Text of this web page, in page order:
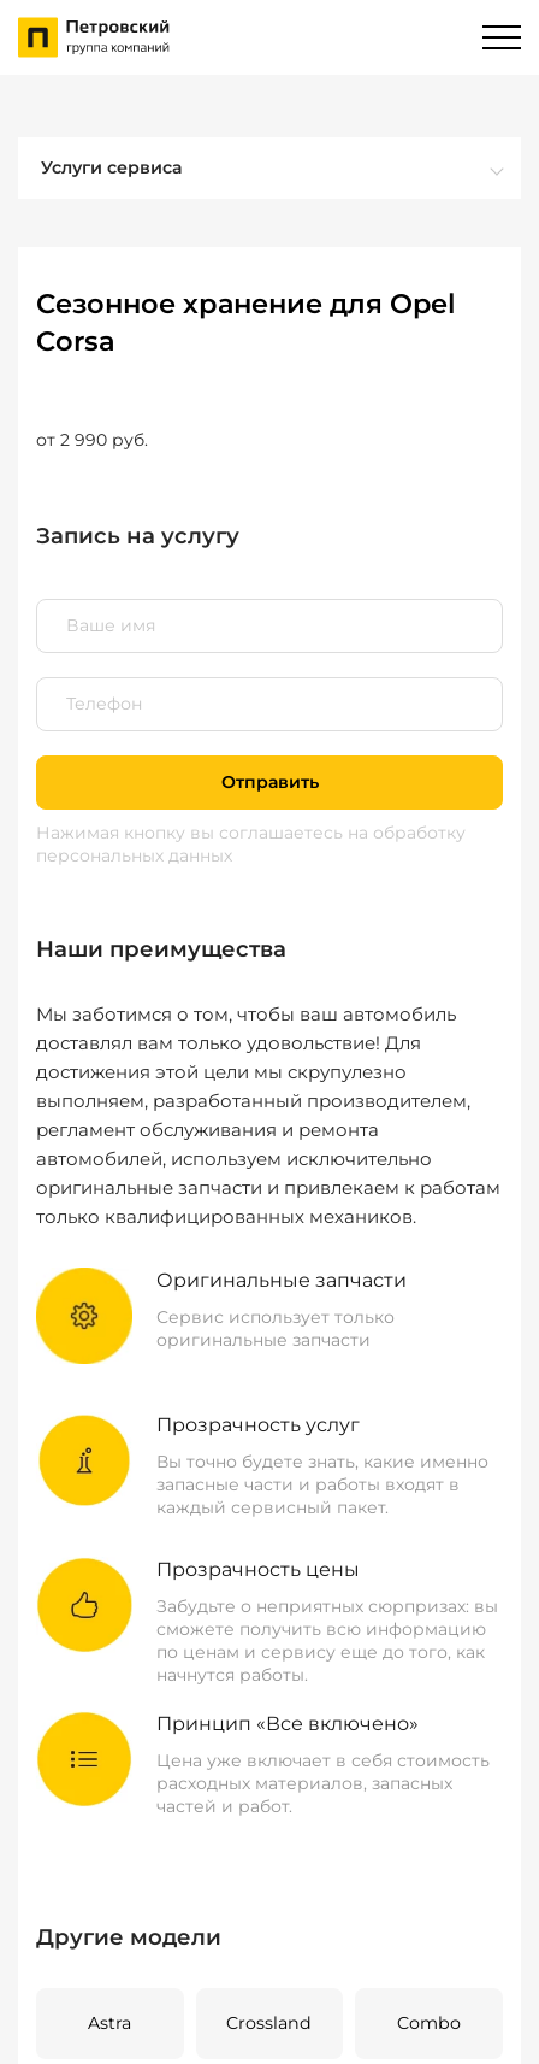
Услуги сервиса
Сезонное хранение для Opel
Corsa
от 2 990 руб.
Запись на услугу
Отправить
Нажимая кнопку вы соглашаетесь на обработку
персональных данных
Наши преимущества
Мы заботимся о том, чтобы ваш автомобиль
доставлял вам только удовольствие! Для
достижения этой цели мы скрупулезно
выполняем, разработанный производителем,
регламент обслуживания и ремонта
автомобилей, используем исключительно
оригинальные запчасти и привлекаем к работам
только квалифицированных механиков.
Оригинальные запчасти
Сервис использует только
оригинальные запчасти
Прозрачность услуг
Вы точно будете знать, какие именно
запасные части и работы входят в
каждый сервисный пакет.
Прозрачность цены
Забудьте о неприятных сюрпризах: вы
сможете получить всю информацию
по ценам и сервису еще до того, как
начнутся работы.
Принцип «Все включено»
Цена уже включает в себя стоимость
расходных материалов, запасных
частей и работ.
Другие модели
Astra Crossland Combo